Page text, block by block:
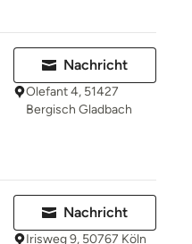
Nachricht
Olefant 4, 51427
Bergisch Gladbach
Nachricht
Irisweg 9, 50767 Köln